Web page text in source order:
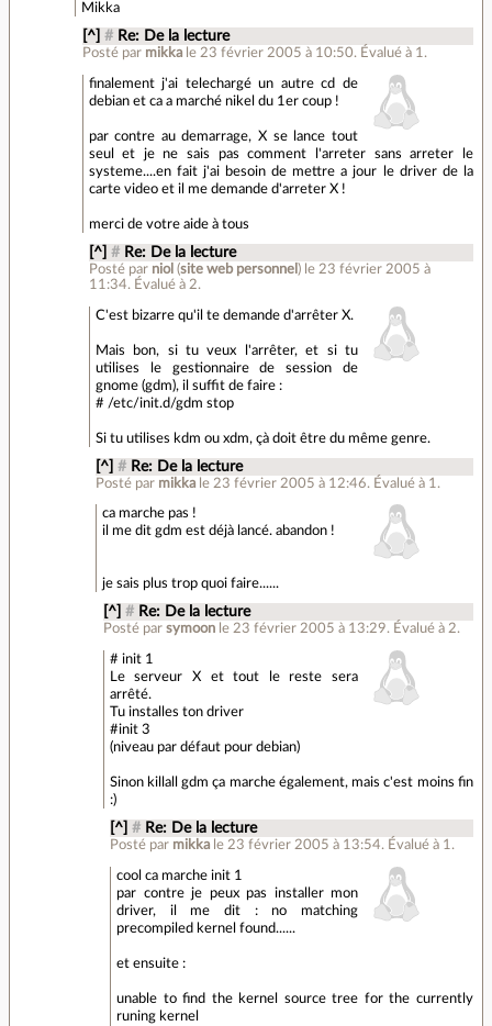
Mikka
[^] # Re: De la lecture
Posté par mikka le 23 février 2005 à 10:50. Évalué à 1 .
finalement j'ai telechargé un autre cd de
debian et ca a marché nikel du 1er coup !
par contre au demarrage, X se lance tout
seul et je ne sais pas comment l'arreter sans arreter le
systeme....en fait j'ai besoin de mettre a jour le driver de la
carte video et il me demande d'arreter X !
merci de votre aide à tous
[^] # Re: De la lecture
Posté par niol (site web personnel ) le 23 février 2005 à
11:34. Évalué à 2.
C'est bizarre qu'il te demande d'arrêter X.
Mais bon, si tu veux l'arrêter, et si tu
utilises le gestionnaire de session de
gnome (gdm), il suffit de faire :
# /etc/init.d/gdm stop
Si tu utilises kdm ou xdm, çà doit être du même genre.
[^] # Re: De la lecture
Posté par mikka le 23 février 2005 à 12:46. Évalué à 1 .
ca marche pas !
il me dit gdm est déjà lancé. abandon !
je sais plus trop quoi faire......
[^] # Re: De la lecture
Posté par symoon le 23 février 2005 à 13:29.Évalué à 2.
# init 1
Le serveur X et tout le reste sera
arrêté.
Tu installes ton driver
#init 3
(niveau par défaut pour debian)
Sinon killall gdm ça marche également, mais c'est moins fin
:)
[^] # Re: De la lecture
Posté par mikka le 23 février 2005 à 13:54. Évalué à 1 .
cool ca marche init 1
par contre je peux pas installer mon
driver, il me dit : no matching
precompiled kernel found......
et ensuite :
unable to find the kernel source tree for the currently
runing kernel